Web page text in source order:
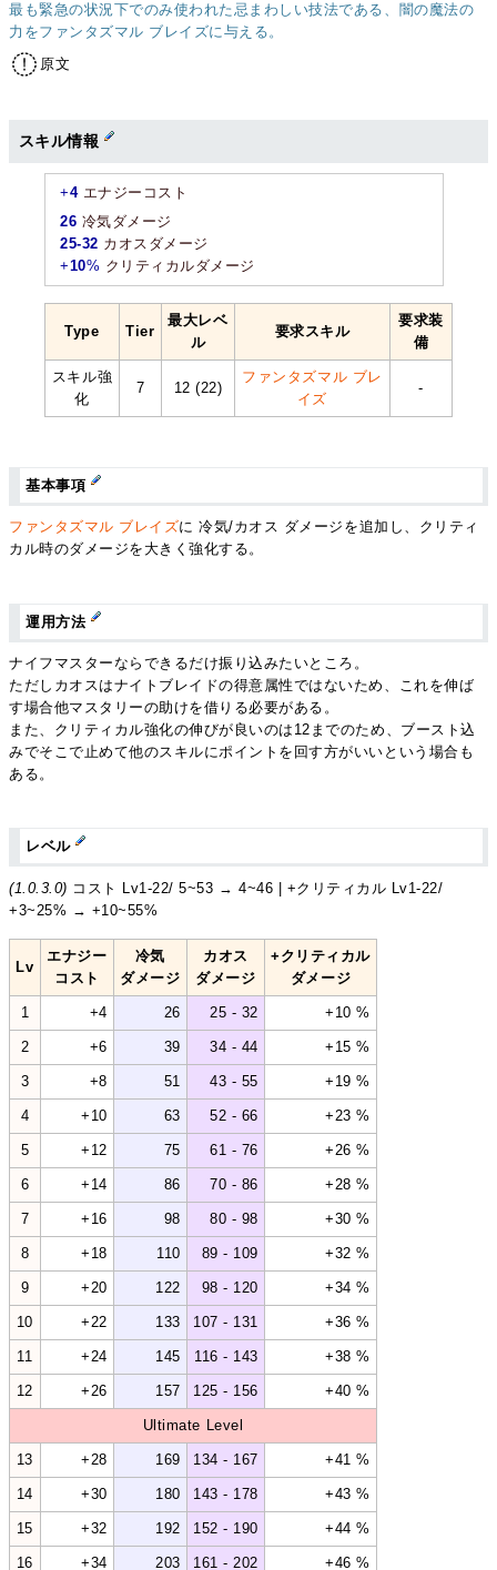
最も緊急の状況下でのみ使われた忌まわしい技法である、闇の魔法の
力をファンタズマル ブレイズに与える。
原文
スキル情報
+4エナジーコスト
26 冷気ダメージ
25-32 カオスダメージ
+10% クリティカルダメージ
Type Tier
最大レベ
ル
要求スキル
要求装
備
スキル強
化
7 12 (22)
ファンタズマル ブレ
イズ
-
基本事項
ファンタズマル ブレイズに 冷気/カオス ダメージを追加し、クリティ
カル時のダメージを大きく強化する。
運用方法
ナイフマスターならできるだけ振り込みたいところ。
ただしカオスはナイトブレイドの得意属性ではないため、これを伸ば
す場合他マスタリーの助けを借りる必要がある。
また、クリティカル強化の伸びが良いのは12までのため、ブースト込
みでそこで止めて他のスキルにポイントを回す方がいいという場合も
ある。
レベル
(1.0.3.0) コスト Lv1-22/ 5~53 → 4~46 | +クリティカル Lv1-22/
+3~25% → +10~55%
Lv
エナジー
コスト
冷気
ダメージ
カオス
ダメージ
+クリティカル
ダメージ
1 +4 26 25 - 32 +10 %
2 +6 39 34 - 44 +15 %
3 +8 51 43 - 55 +19 %
4 +10 63 52 - 66 +23 %
5 +12 75 61 - 76 +26 %
6 +14 86 70 - 86 +28 %
7 +16 98 80 - 98 +30 %
8 +18 110 89 - 109 +32 %
9 +20 122 98 - 120 +34 %
10 +22 133 107 - 131 +36 %
11 +24 145 116 - 143 +38 %
12 +26 157 125 - 156 +40 %
Ultimate Level
13 +28 169 134 - 167 +41 %
14 +30 180 143 - 178 +43 %
15 +32 192 152 - 190 +44 %
16 +34 203 161 - 202 +46 %